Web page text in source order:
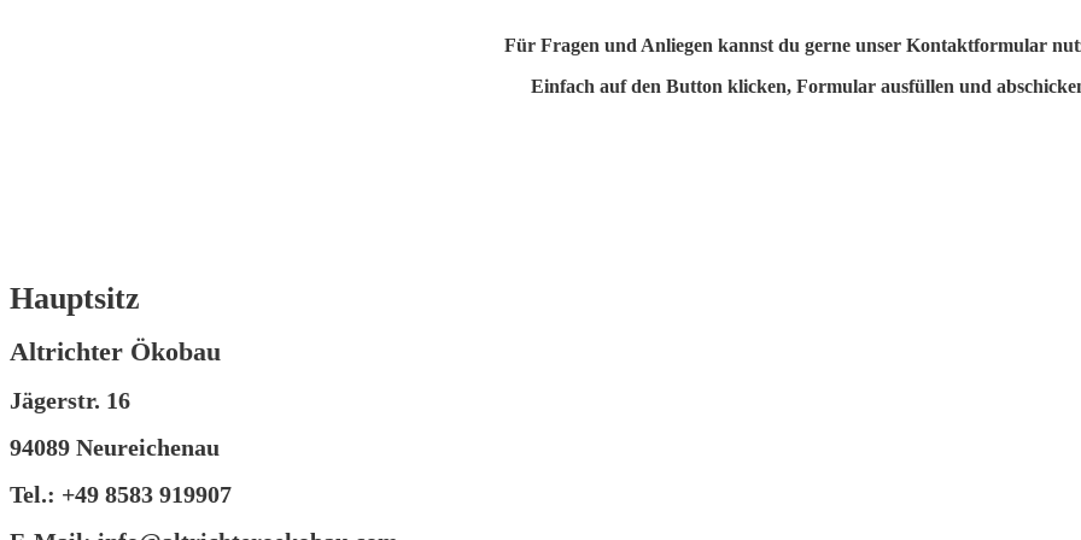
Für Fragen und Anliegen kannst du gerne unser Kontaktformular
Einfach auf den Button klicken, Formular ausfüllen und
Hauptsitz
Altrichter Ökobau
Jägerstr. 16
94089 Neureichenau
Tel.: +49 8583 919907